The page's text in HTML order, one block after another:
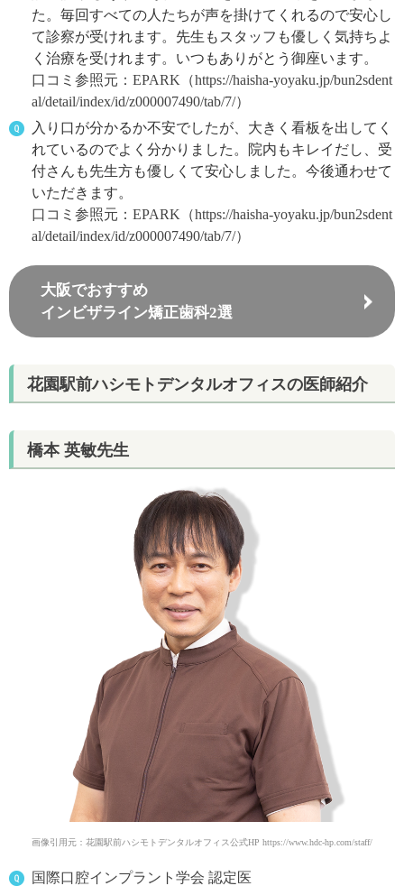
た。毎回すべての人たちが声を掛けてくれるので安心し
て診察が受けれます。先生もスタッフも優しく気持ちよ
く治療を受けれます。いつもありがとう御座います。
口コミ参照元：EPARK（https://haisha-yoyaku.jp/bun2sdent
al/detail/index/id/z000007490/tab/7/）
入り口が分かるか不安でしたが、大きく看板を出してく
れているのでよく分かりました。院内もキレイだし、受
付さんも先生方も優しくて安心しました。今後通わせて
いただきます。
口コミ参照元：EPARK（https://haisha-yoyaku.jp/bun2sdent
al/detail/index/id/z000007490/tab/7/）
大阪でおすすめ
インビザライン矯正歯科2選
花園駅前ハシモトデンタルオフィスの医師紹介
橋本 英敏先生
画像引用元：花園駅前ハシモトデンタルオフィス公式HP https://www.hdc-hp.com/staff/
国際口腔インプラント学会 認定医